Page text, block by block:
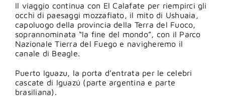
Il viaggio continua con El Calafate per riempirci gli
occhi di paesaggi mozzafiato, il mito di Ushuaia
capoluogo della provincia della Terra del Fuoco,
soprannominata “la fine del mondo”, con il Parco
Nazionale Tierra del Fuego e navigheremo il
canale di Beagle.
Puerto Iguazu
la porta d’entrata per le celebri
cascate di Iguazú (parte argentina e parte
brasiliana).